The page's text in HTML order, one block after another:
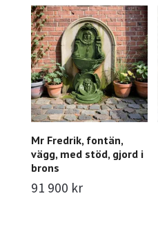
Mr Fredrik, fontän,
vägg, med stöd, gjord i
brons
91 900 kr